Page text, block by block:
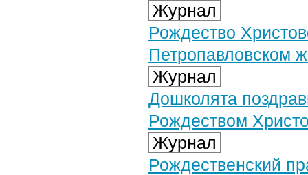
Журнал
Рождество
Петропавловском
Журнал
Дошколята
Рождеством
Журнал
Рождественский